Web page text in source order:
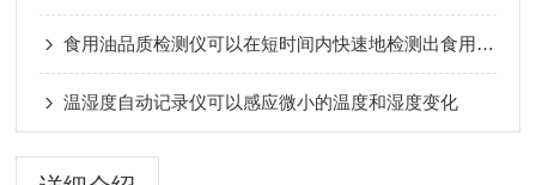
食用油品质检测仪可以在短时间内快速地检测出食用油中的有害物质
温湿度自动记录仪可以感应微小的温度和湿度变化